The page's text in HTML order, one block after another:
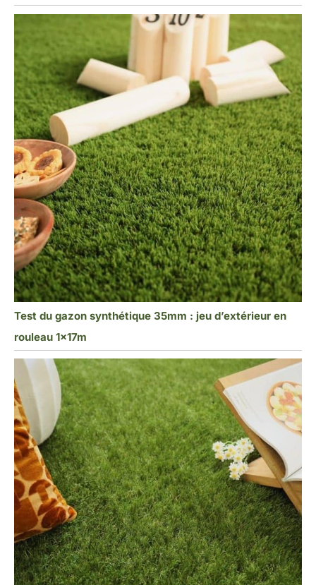
Test du gazon synthétique 35mm : jeu d’extérieur en
rouleau 1x17m